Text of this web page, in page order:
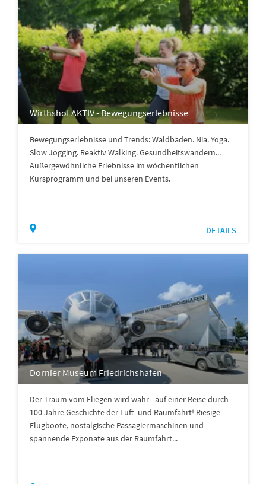
Wirthshof AKTIV - Bewegungserlebnisse
Bewegungserlebnisse und Trends: Waldbaden. Nia. Yoga.
Slow Jogging. Reaktiv Walking. Gesundheitswandern...
Außergewöhnliche Erlebnisse im wöchentlichen
Kursprogramm und bei unseren Events.
DETAILS
Dornier Museum Friedrichshafen
Der Traum vom Fliegen wird wahr - auf einer Reise durch
100 Jahre Geschichte der Luft- und Raumfahrt! Riesige
Flugboote, nostalgische Passagiermaschinen und
spannende Exponate aus der Raumfahrt...